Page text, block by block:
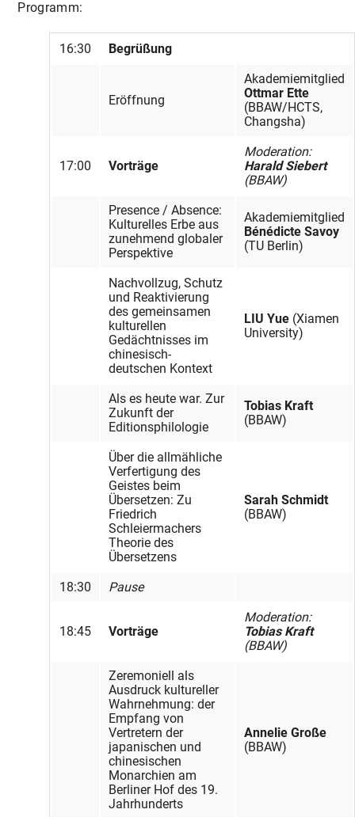
Programm:
16:30 Begrüßung
Eröffnung
Akademiemitglied
Ottmar Ette
(BBAW/HCTS,
Changsha)
17:00 Vorträge
Moderation:
Harald Siebert
(BBAW)
Presence / Absence:
Kulturelles Erbe aus
zunehmend globaler
Perspektive
Akademiemitglied
Bénédicte Savoy
(TU Berlin)
Nachvollzug, Schutz
und Reaktivierung
des gemeinsamen
kulturellen
Gedächtnisses im
chinesisch-
deutschen Kontext
LIU Yue (Xiamen
University)
Als es heute war. Zur
Zukunft der
Editionsphilologie
Tobias Kraft
(BBAW)
Über die allmähliche
Verfertigung des
Geistes beim
Übersetzen: Zu
Friedrich
Schleiermachers
Theorie des
Übersetzens
Sarah Schmidt
(BBAW)
18:30 Pause
18:45 Vorträge
Moderation:
Tobias Kraft
(BBAW)
Zeremoniell als
Ausdruck kultureller
Wahrnehmung: der
Empfang von
Vertretern der
japanischen und
chinesischen
Monarchien am
Berliner Hof des 19.
Jahrhunderts
Annelie Große
(BBAW)